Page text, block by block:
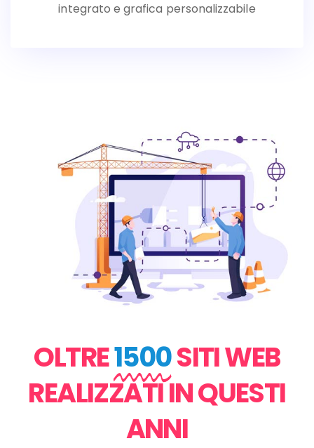
integrato e grafica personalizzabile
OLTRE1500SITI WEB
REALIZZATI IN QUESTI
ANNI